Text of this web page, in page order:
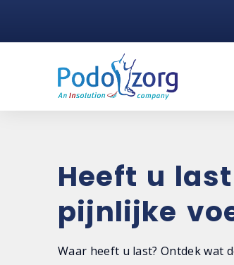
Heeft u
pijnlijke
Waar heeft u last? Ontdek wat